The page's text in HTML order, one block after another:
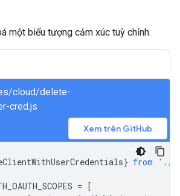
một biểu tượng cảm xúc tuỳ chỉnh.
cloud/delete-
cred.js
Xem trên GitHub
} from './
= [